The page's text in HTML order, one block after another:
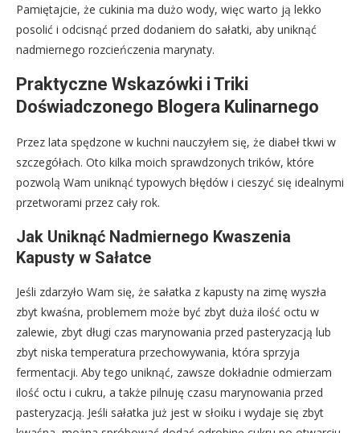
Pamiętajcie, że cukinia ma dużo wody, więc warto ją lekko
posolić i odcisnąć przed dodaniem do sałatki, aby uniknąć
nadmiernego rozcieńczenia marynaty.
Praktyczne Wskazówki i Triki
Doświadczonego Blogera Kulinarnego
Przez lata spędzone w kuchni nauczyłem się, że diabeł tkwi w
szczegółach. Oto kilka moich sprawdzonych trików, które
pozwolą Wam uniknąć typowych błędów i cieszyć się idealnymi
przetworami przez cały rok.
Jak Uniknąć Nadmiernego Kwaszenia
Kapusty w Sałatce
Jeśli zdarzyło Wam się, że sałatka z kapusty na zimę wyszła
zbyt kwaśna, problemem może być zbyt duża ilość octu w
zalewie, zbyt długi czas marynowania przed pasteryzacją lub
zbyt niska temperatura przechowywania, która sprzyja
fermentacji. Aby tego uniknąć, zawsze dokładnie odmierzam
ilość octu i cukru, a także pilnuję czasu marynowania przed
pasteryzacją. Jeśli sałatka już jest w słoiku i wydaje się zbyt